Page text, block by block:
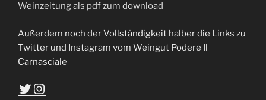
Weinzeitung als pdf zum download
Außerdem noch der Vollständigkeit halber die Links zu
Twitter und Instagram vom Weingut Podere Il
Carnasciale
Twitter
Instagram